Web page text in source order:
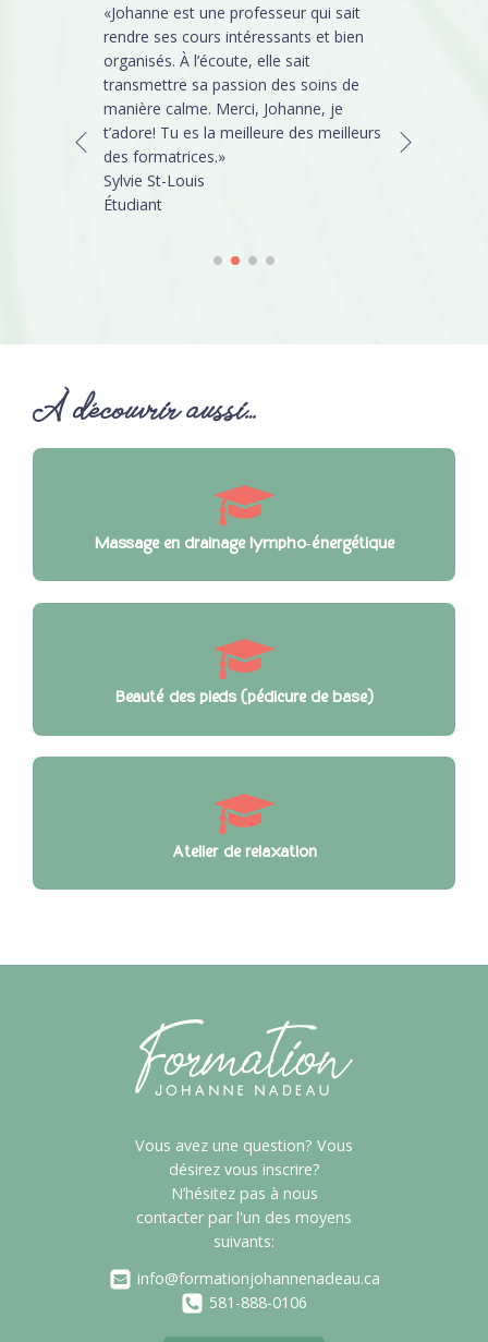
«Johanne est une professeur qui sait
rendre ses cours intéressants et bien
organisés. À l’écoute, elle sait
transmettre sa passion des soins de
manière calme. Merci, Johanne, je
t’adore! Tu es la meilleure des meilleurs
des formatrices.»
Sylvie St-Louis
Étudiant
Mylène-
À découvrir aussi…
Massage en drainage lympho‑énergétique
Beauté des pieds (pédicure de base)
Atelier de relaxation
Vous avez une question? Vous
désirez vous inscrire?
N’hésitez pas à nous
contacter par l'un des moyens
suivants:
info@formationjohannenadeau.ca
581-888-0106